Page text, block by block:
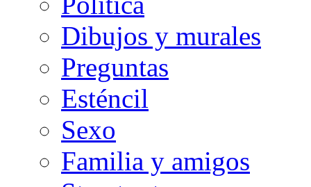
Dibujos y murales
Preguntas
Esténcil
Sexo
Familia y amigos